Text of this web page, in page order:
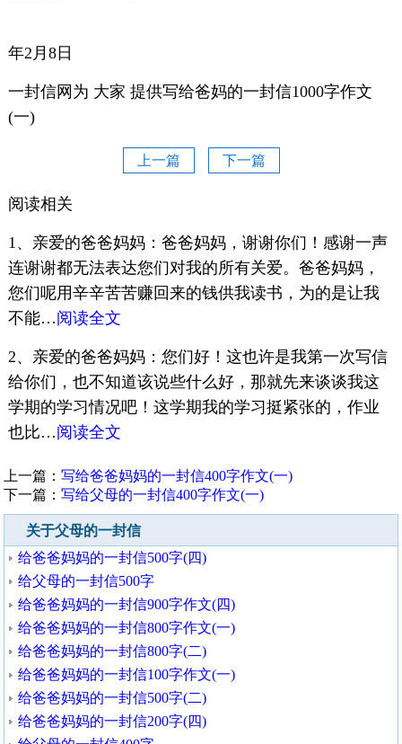
年2月8日
一封信网为 大家 提供写给爸妈的一封信1000字作文
(一)
上一篇 下一篇
阅读相关
1、亲爱的爸爸妈妈：爸爸妈妈，谢谢你们！感谢一声
连谢谢都无法表达您们对我的所有关爱。爸爸妈妈，
您们呢用辛辛苦苦赚回来的钱供我读书，为的是让我
不能…阅读全文
2、亲爱的爸爸妈妈：您们好！这也许是我第一次写信
给你们，也不知道该说些什么好，那就先来谈谈我这
学期的学习情况吧！这学期我的学习挺紧张的，作业
也比…阅读全文
上一篇：写给爸爸妈妈的一封信400字作文(一)
下一篇：写给父母的一封信400字作文(一)
关于父母的一封信
给爸爸妈妈的一封信500字(四)
给父母的一封信500字
给爸爸妈妈的一封信900字作文(四)
给爸爸妈妈的一封信800字作文(一)
给爸爸妈妈的一封信800字(二)
给爸爸妈妈的一封信100字作文(一)
给爸爸妈妈的一封信500字(二)
给爸爸妈妈的一封信200字(四)